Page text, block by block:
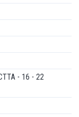
- 16 - 22